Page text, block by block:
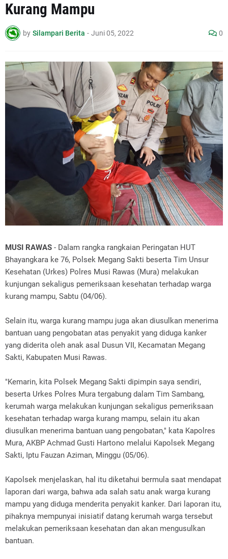
Kurang Mampu
by Silampari Berita - Juni 05, 2022 0
MUSI RAWAS - Dalam rangka rangkaian Peringatan HUT
Bhayangkara ke 76, Polsek Megang Sakti beserta Tim Unsur
Kesehatan (Urkes) Polres Musi Rawas (Mura) melakukan
kunjungan sekaligus pemeriksaan kesehatan terhadap warga
kurang mampu, Sabtu (04/06).
Selain itu, warga kurang mampu juga akan diusulkan menerima
bantuan uang pengobatan atas penyakit yang diduga kanker
yang diderita oleh anak asal Dusun VII, Kecamatan Megang
Sakti, Kabupaten Musi Rawas.
"Kemarin, kita Polsek Megang Sakti dipimpin saya sendiri,
beserta Urkes Polres Mura tergabung dalam Tim Sambang,
kerumah warga melakukan kunjungan sekaligus pemeriksaan
kesehatan terhadap warga kurang mampu, selain itu akan
diusulkan menerima bantuan uang pengobatan," kata Kapolres
Mura, AKBP Achmad Gusti Hartono melalui Kapolsek Megang
Sakti, Iptu Fauzan Aziman, Minggu (05/06).
Kapolsek menjelaskan, hal itu diketahui bermula saat mendapat
laporan dari warga, bahwa ada salah satu anak warga kurang
mampu yang diduga menderita penyakit kanker. Dari laporan itu,
pihaknya mempunyai inisiatif datang kerumah warga tersebut
melakukan pemeriksaan kesehatan dan akan mengusulkan
bantuan.